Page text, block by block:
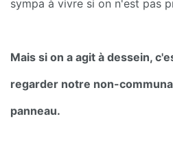
sympa à vivre si on n'est pas
Mais si on a agit à dessein,
regarder notre non-
panneau.